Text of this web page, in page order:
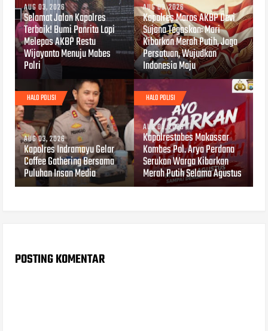
AUG 03, 2026
Selamat Jalan Kapolres
Terbaik! Bumi Panrita Lopi
Melepas AKBP Restu
Wijayanto Menuju Mabes
Polri
AUG 03, 2026
Kapolres Maros AKBP Devi
Sujana Tegaskan: Mari
Kibarkan Merah Putih, Jaga
Persatuan, Wujudkan
Indonesia Maju
HALO POLISI
AUG 03, 2026
Kapolres Indramayu Gelar
Coffee Gathering Bersama
Puluhan Insan Media
HALO POLISI
AUG 02, 2026
Kapolrestabes Makassar
Kombes Pol. Arya Perdana
Serukan Warga Kibarkan
Merah Putih Selama Agustus
POSTING KOMENTAR